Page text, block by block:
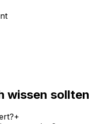
wissen sollten
+